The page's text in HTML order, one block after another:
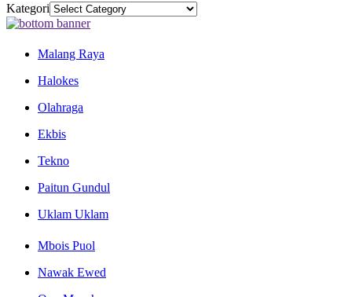
Kategori
Malang Raya
Halokes
Olahraga
Ekbis
Tekno
Paitun Gundul
Uklam Uklam
Mbois Puol
Nawak Ewed